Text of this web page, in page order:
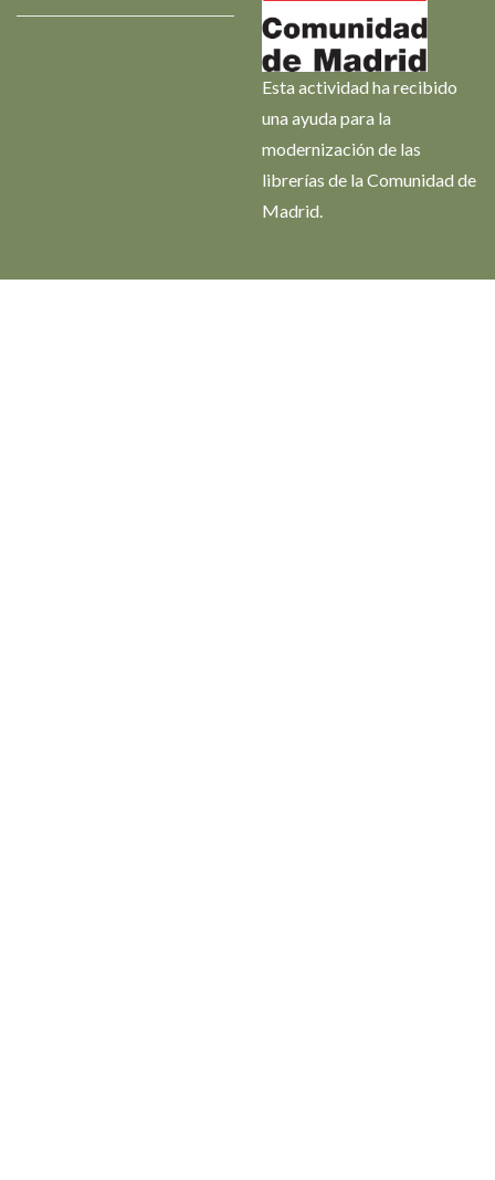
Esta actividad ha recibido
una ayuda para la
modernización de las
librerías de la Comunidad de
Madrid.